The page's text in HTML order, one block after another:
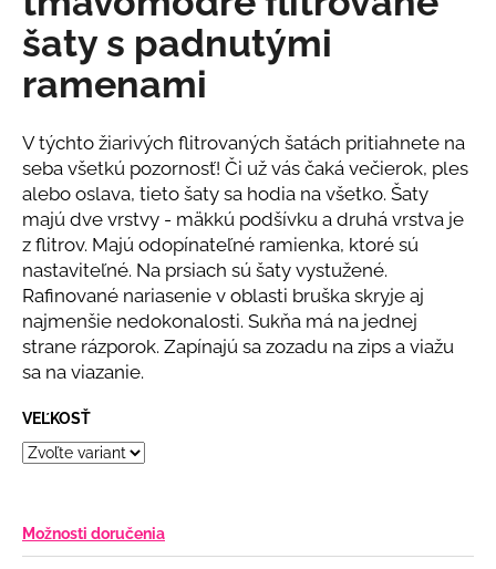
z
5
hviezdičiek.
šaty s padnutými
ramenami
V týchto žiarivých flitrovaných šatách pritiahnete na
seba všetkú pozornosť! Či už vás čaká večierok, ples
alebo oslava, tieto šaty sa hodia na všetko. Šaty
majú dve vrstvy - mäkkú podšívku a druhá vrstva je
z flitrov. Majú odopínateľné ramienka, ktoré sú
nastaviteľné. Na prsiach sú šaty vystužené.
Rafinované nariasenie v oblasti bruška skryje aj
najmenšie nedokonalosti. Sukňa má na jednej
strane rázporok. Zapínajú sa zozadu na zips a viažu
sa na viazanie.
VEĽKOSŤ
Možnosti doručenia
a
m
e
BÉŽOVÝ
KOMPLET
S
KVETINOU
€108